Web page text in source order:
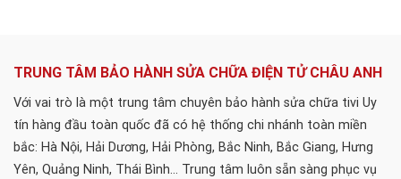
TRUNG TÂM BẢO HÀNH SỬA CHỮA ĐIỆN TỬ CHÂU ANH
Với vai trò là một trung tâm chuyên bảo hành sửa chữa tivi Uy
tín hàng đầu toàn quốc đã có hệ thống chi nhánh toàn miền
bắc: Hà Nội, Hải Dương, Hải Phòng, Bắc Ninh, Bắc Giang, Hưng
Yên, Quảng Ninh, Thái Bình... Trung tâm luôn sẵn sàng phục vụ